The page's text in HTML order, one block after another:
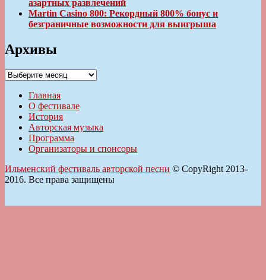
азартных развлечений
Martin Casino 800: Рекордный 800% бонус и
безграничные возможности для выигрыша
Архивы
Архивы
Главная
О фестивале
История
Авторская музыка
Программа
Организаторы и спонсоры
Ильменский фестиваль авторской песни © CopyRight 2013-
2016. Все права защищены